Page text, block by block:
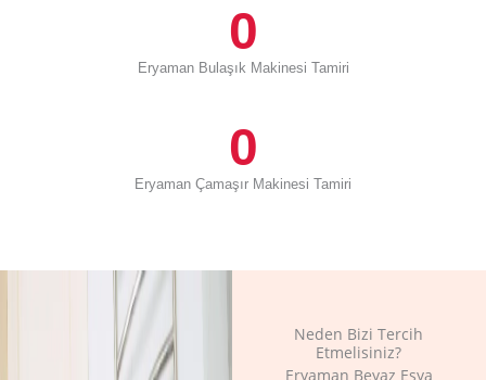
Eryaman Bulaşık Makinesi Tamiri
0
Eryaman Çamaşır Makinesi Tamiri
0
Neden Bizi Tercih
Etmelisiniz?
Eryaman Beyaz Eşya